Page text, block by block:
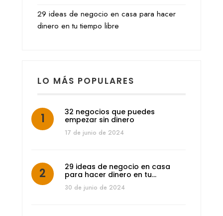
29 ideas de negocio en casa para hacer
dinero en tu tiempo libre
LO MÁS POPULARES
32 negocios que puedes
empezar sin dinero
17 de junio de 2024
29 ideas de negocio en casa
para hacer dinero en tu…
30 de junio de 2024